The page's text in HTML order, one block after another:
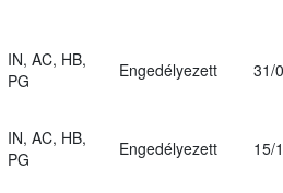
IN, AC, HB,
PG
Engedélyezett 31/
IN, AC, HB,
PG
Engedélyezett 15/